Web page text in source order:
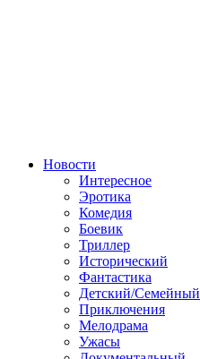
Новости
Интересное
Эротика
Комедия
Боевик
Триллер
Исторический
Фантастика
Детский/Семейный
Приключения
Мелодрама
Ужасы